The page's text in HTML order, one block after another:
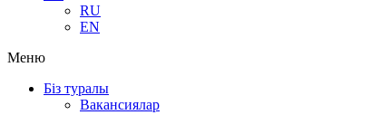
RU
EN
Меню
Біз туралы
Вакансиялар